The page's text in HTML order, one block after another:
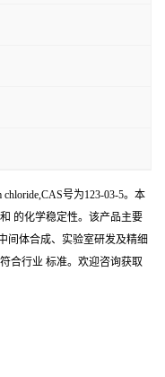
号为123-03-5。本
的化学稳定性。该产品主要
间体合成、实验室研发及精细
合行业 标准。欢迎咨询获取